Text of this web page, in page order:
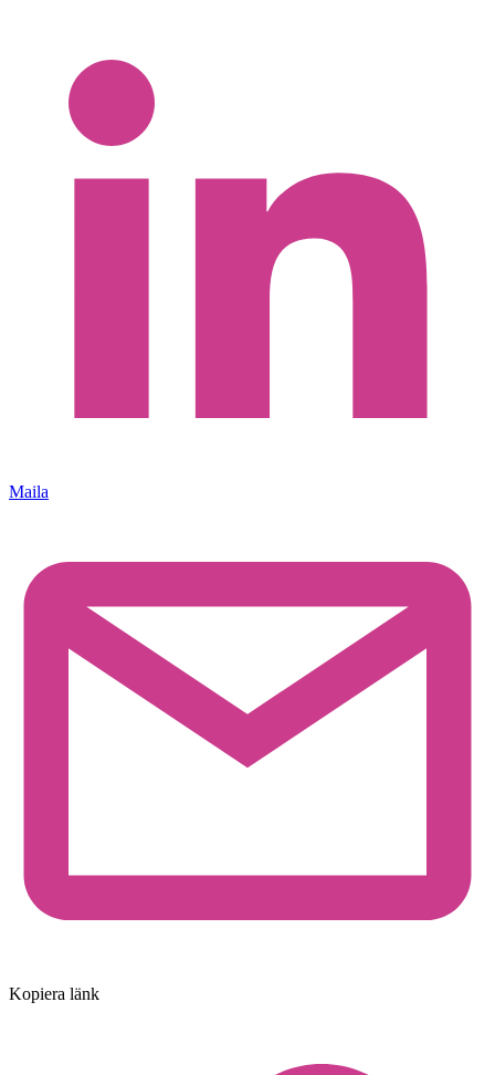
Maila
Kopiera länk